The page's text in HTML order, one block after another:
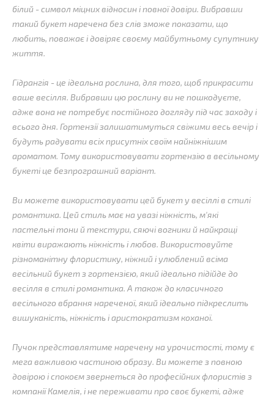
білий - символ міцних відносин і повної довіри. Вибравши
такий букет наречена без слів зможе показати, що
любить, поважає і довіряє своєму майбутньому супутнику
життя.
Гідрангія - це ідеальна рослина, для того, щоб прикрасити
ваше весілля. Вибравши цю рослину ви не пошкодуєте,
адже вона не потребує постійного догляду під час заходу і
всього дня. Гортензії залишатимуться свіжими весь вечір і
будуть радувати всіх присутніх своїм найніжнішим
ароматом. Тому використовувати гортензію в весільному
букеті це безпрограшний варіант.
Ви можете використовувати цей букет у весіллі в стилі
романтика. Цей стиль має на увазі ніжність, м'які
пастельні тони й текстури, сяючі вогники й найкращі
квіти виражають ніжність і любов. Використовуйте
різноманітну флористику, ніжний і улюблений всіма
весільний букет з гортензією, який ідеально підійде до
весілля в стилі романтика. А також до класичного
весільного вбрання нареченої, який ідеально підкреслить
вишуканість, ніжність і аристократизм коханої.
Пучок представлятиме наречену на урочистості, тому є
мега важливою частиною образу. Ви можете з повною
довірою і спокоєм звернеться до професійних флористів з
компанії Камелія, і не переживати про своє букеті, адже